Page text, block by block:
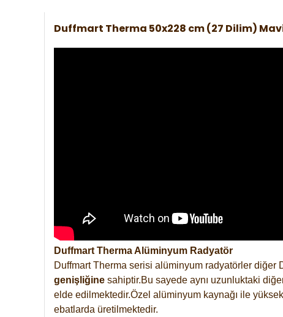
Duffmart Therma 50x228 cm (27 Dilim)
Duffmart Therma Alüminyum Radyatör
Duffmart Therma serisi alüminyum radyatörler
genişliğine sahiptir.Bu sayede aynı uzunluktaki
elde edilmektedir.Özel alüminyum kaynağı ile
ebatlarda üretilmektedir.